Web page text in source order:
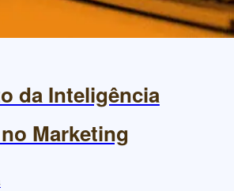
da Inteligência
Marketing